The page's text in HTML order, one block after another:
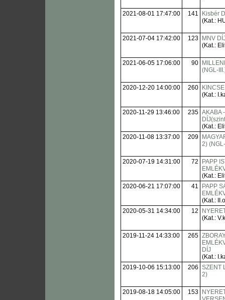
2021-08-01 17:47:00 141
Kisbér
(Kat.:
2021-07-04 17:42:00 123
MNV
(Kat.:
2021-06-05 17:06:00 90
(NGL-
2020-12-20 14:00:00 260
(Kat.:
2020-11-29 13:46:00 235 AKABA
(Kat.:
2020-11-08 13:37:00
209
2)
2020-07-19 14:31:00 72
PAPP
(Kat.:
2020-06-21 17:07:00
41
PAPP
(Kat.:
2020-05-31 14:34:00
12
(Kat.:
2019-11-24 14:33:00 265
DÍJ
(Kat.:
2019-10-06 15:13:00
206 SZENT
2)
2019-08-18 14:05:00 153